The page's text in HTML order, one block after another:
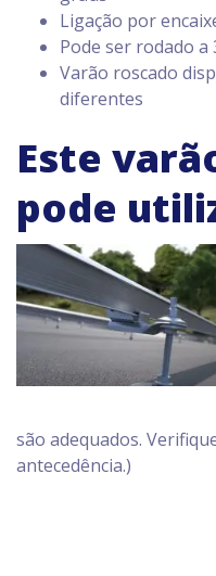
Ligação por
Pode ser rodado a
Varão roscado
diferentes
Este
pode
são adequados.
antecedência.)